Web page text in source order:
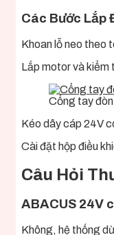
Các Bước Lắp
Khoan lỗ neo theo
Lắp motor và kiểm
Cổng tay
Kéo dây cáp 24V
Cài đặt hộp điều
Câu Hỏi
ABACUS 24V
Không, hệ thống